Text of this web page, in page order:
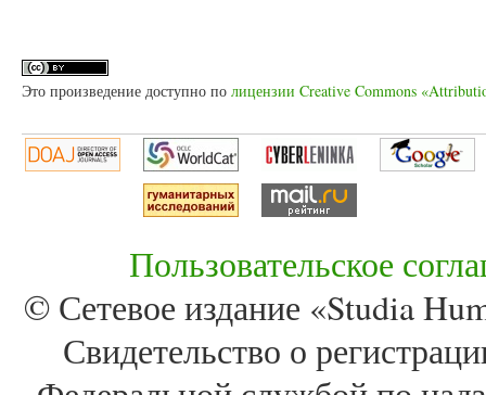
Это произведение доступно по лицензии Creative Commons
Пользовательское
© Сетевое издание «Studia
Свидетельство о